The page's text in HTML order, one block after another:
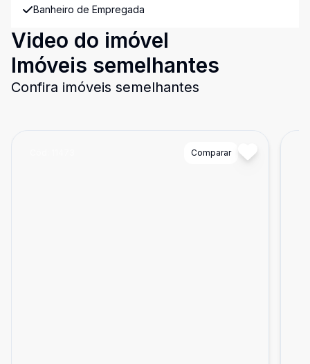
Banheiro de Empregada
Video do imóvel
Imóveis semelhantes
Confira imóveis semelhantes
Comparar